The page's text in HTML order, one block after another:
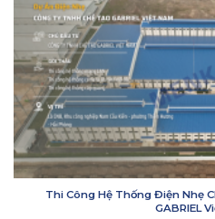
Thi Công Hệ Thống Điện Nhẹ
GABRIEL